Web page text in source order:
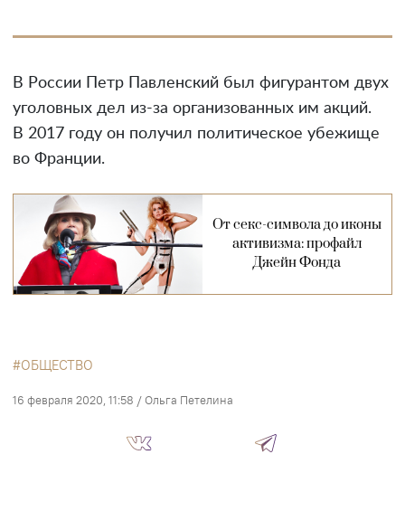
В России Петр Павленский был фигурантом двух
уголовных дел из-за организованных им акций.
В 2017 году он получил политическое убежище
во Франции.
От секс-символа до иконы
активизма: профайл
Джейн Фонда
ОБЩЕСТВО
16 февраля 2020, 11:58 / Ольга Петелина